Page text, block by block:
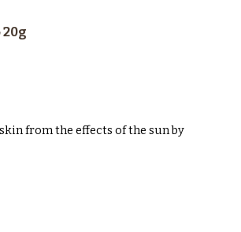
20g
from the effects of the sun by